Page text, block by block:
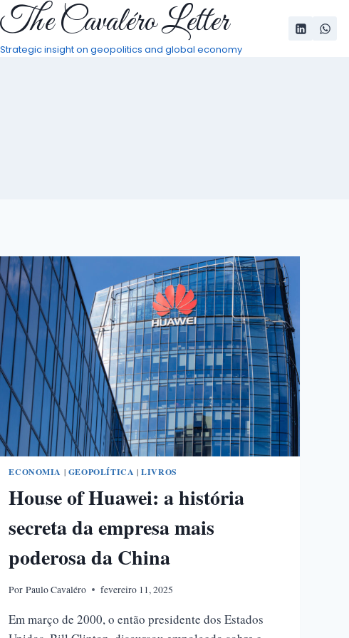
Pular
para
o
The Cavaléro Letter
Strategic insight on geopolitics and global economy
ECONOMIA | GEOPOLÍTICA |LIVROS
House of Huawei: a história
secreta da empresa mais
poderosa da China
Por Paulo Cavaléro fevereiro 11, 2025
Em março de 2000, o então presidente dos Estados